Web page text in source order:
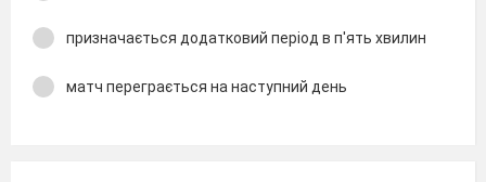
призначається додатковий період в п'ять хвилин
матч переграється на наступний день